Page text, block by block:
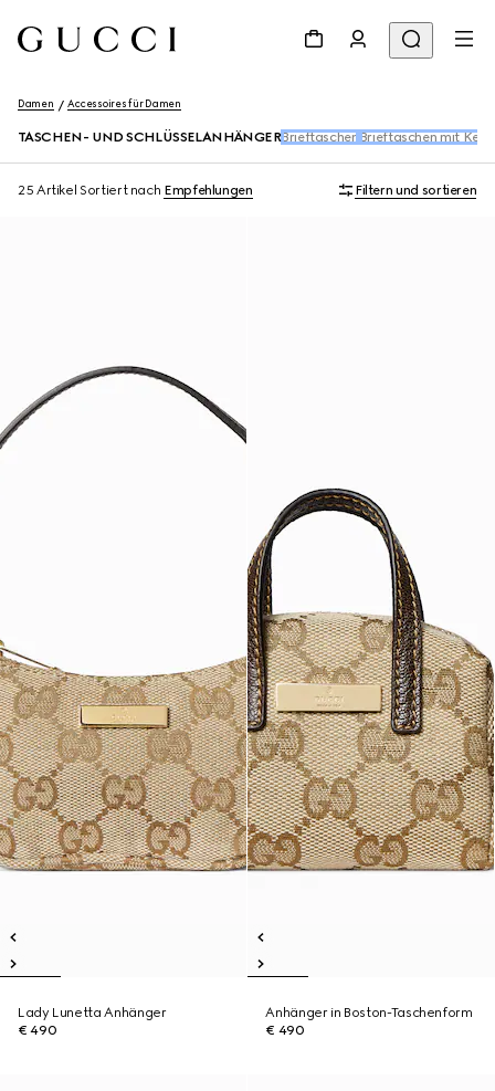
Damen Accessoires für Damen
TASCHEN- UND SCHLÜSSELANHÄNGERBrieftaschen Brieftaschen mit
25 Artikel Sortiert nach Empfehlungen Filtern und sortieren
Lady Lunetta Anhänger
€ 490
Anhänger in Boston-Taschenform
€ 490